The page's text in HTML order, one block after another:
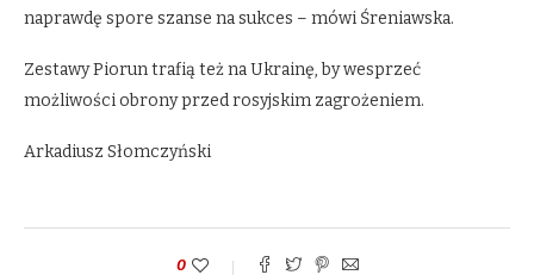
naprawdę spore szanse na sukces – mówi Śreniawska.
Zestawy Piorun trafią też na Ukrainę, by wesprzeć
możliwości obrony przed rosyjskim zagrożeniem.
Arkadiusz Słomczyński
0